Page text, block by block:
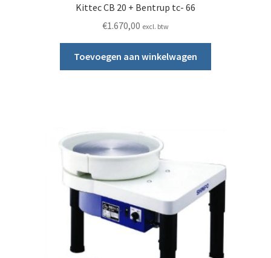
Kittec CB 20 + Bentrup tc- 66
€1.670,00 excl. btw
Toevoegen aan winkelwagen